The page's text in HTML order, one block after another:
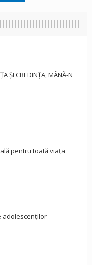
ȘI CREDINȚA, MÂNĂ-N
pentru toată viața
adolescenților